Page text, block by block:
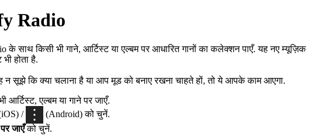
Radio
के साथ किसी भी गाने, आर्टिस्ट या एल्बम पर आधारित गानों का कलेक्शन पाएँ. यह नए म्यूज़िक
होता है.
सूझे कि क्या चलाना है या आप मूड को बनाए रखना चाहते हों, तो ये आपके काम आएगा.
आर्टिस्ट, एल्बम या गाने पर जाएँ.
/
(Android) को चुनें.
जाएँको चुनें.